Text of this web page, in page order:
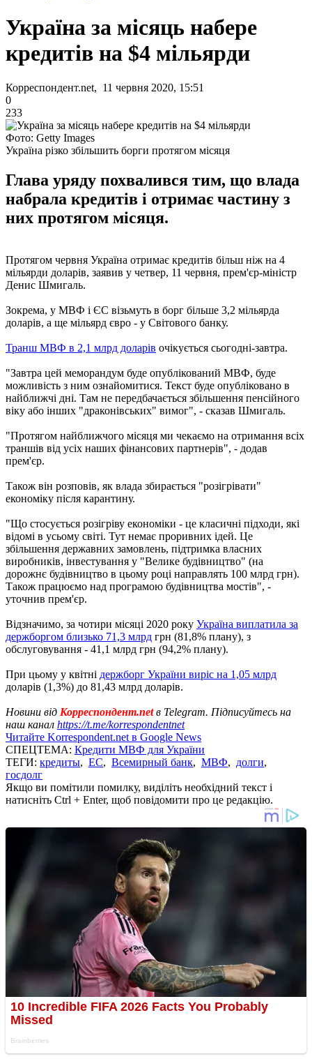
Україна за місяць набере
кредитів на $4 мільярди
Корреспондент.net, 11 червня 2020, 15:51
0
233
Фото: Getty Images
Україна різко збільшить борги протягом місяця
Глава уряду похвалився тим, що влада
набрала кредитів і отримає частину з
них протягом місяця.
Протягом червня Україна отримає кредитів більш ніж на 4
мільярди доларів, заявив у четвер, 11 червня, прем'єр-міністр
Денис Шмигаль.
Зокрема, у МВФ і ЄС візьмуть в борг більше 3,2 мільярда
доларів, а ще мільярд євро - у Світового банку.
Транш МВФ в 2,1 млрд доларів очікується сьогодні-завтра.
"Завтра цей меморандум буде опублікований МВФ, буде
можливість з ним ознайомитися. Текст буде опубліковано в
найближчі дні. Там не передбачається збільшення пенсійного
віку або інших "драконівських" вимог", - сказав Шмигаль.
"Протягом найближчого місяця ми чекаємо на отримання всіх
траншів від усіх наших фінансових партнерів", - додав
прем'єр.
Також він розповів, як влада збирається "розігрівати"
економіку після карантину.
"Що стосується розігріву економіки - це класичні підходи, які
відомі в усьому світі. Тут немає проривних ідей. Це
збільшення державних замовлень, підтримка власних
виробників, інвестування у "Велике будівництво" (на
дорожнє будівництво в цьому році направлять 100 млрд грн).
Також працюємо над програмою будівництва мостів", -
уточнив прем'єр.
Відзначимо, за чотири місяці 2020 року Україна виплатила за
держборгом близько 71,3 млрд грн (81,8% плану), з
обслуговування - 41,1 млрд грн (94,2% плану).
При цьому у квітні держборг України виріс на 1,05 млрд
доларів (1,3%) до 81,43 млрд доларів.
Новини від Корреспондент.netв Telegram. Підписуйтесь на
наш канал https://t.me/korrespondentnet
Читайте Korrespondent.net в Google News
СПЕЦТЕМА: Кредити МВФ для України
ТЕГИ: кредиты, ЕС, Всемирный банк, МВФ, долги,
госдолг
Якщо ви помітили помилку, виділіть необхідний текст і
натисніть Ctrl + Enter, щоб повідомити про це редакцію.